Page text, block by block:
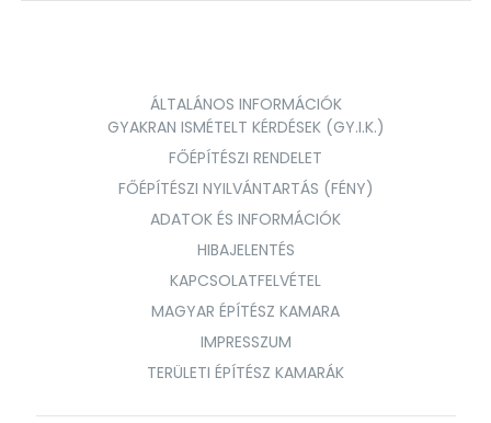
ÁLTALÁNOS INFORMÁCIÓK
GYAKRAN ISMÉTELT KÉRDÉSEK (GY.I.K.)
FŐÉPÍTÉSZI RENDELET
FŐÉPÍTÉSZI NYILVÁNTARTÁS (FÉNY)
ADATOK ÉS INFORMÁCIÓK
HIBAJELENTÉS
KAPCSOLATFELVÉTEL
MAGYAR ÉPÍTÉSZ KAMARA
IMPRESSZUM
TERÜLETI ÉPÍTÉSZ KAMARÁK